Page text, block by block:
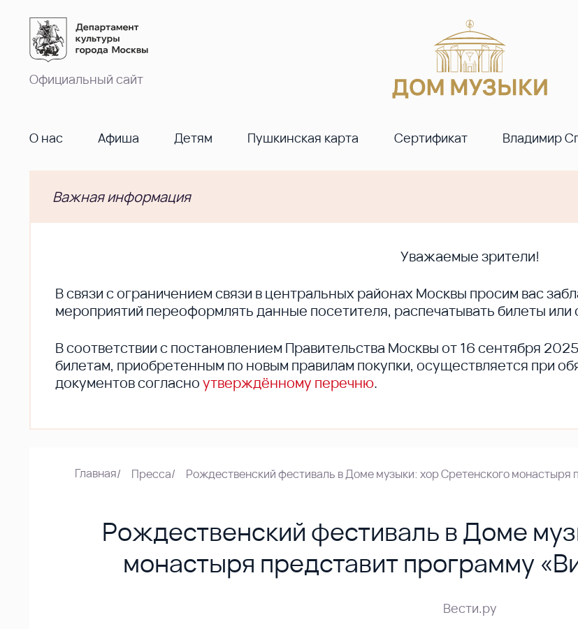
Официальный сайт
О нас Афиша Детям Пушкинская карта Сертификат Владимир
Важная информация
Уважаемые зрители!
В cвязи с ограничением связи в центральных районах Москвы просим вас
мероприятий переоформлять данные посетителя, распечатывать билеты или
В соответствии с постановлением Правительства Москвы от 16 сентября
билетам, приобретенным по новым правилам покупки, осуществляется при
документов согласноутверждённому перечню.
Главная/ Пресса/ Рождественский фестиваль в Доме музыки: хор Сретенского
Рождественский фестиваль в Доме
монастыря представит программу
Вести.ру